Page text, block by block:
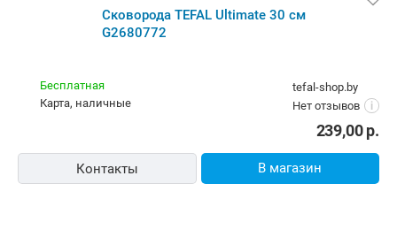
Сковорода TEFAL Ultimate 30 см
G2680772
tefal-shop.by
Нет отзывов
i
Бесплатная
карта, наличные
239,00р.
Контакты В магазин